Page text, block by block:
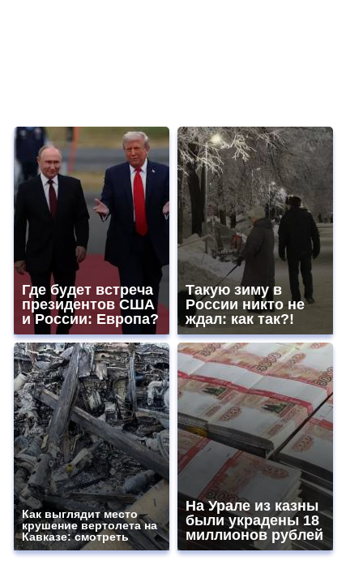
Где будет встреча
президентов США
и России: Европа?
Такую зиму в
России никто не
ждал: как так?!
Как выглядит место
крушение вертолета на
Кавказе: смотреть
На Урале из казны
были украдены 18
миллионов рублей